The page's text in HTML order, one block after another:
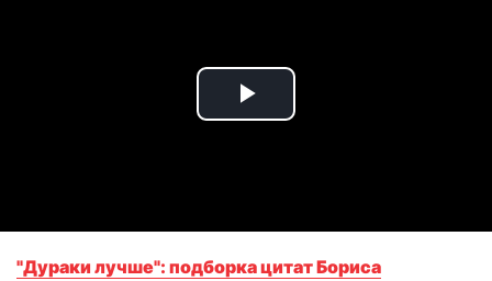
Play
"Дураки лучше": подборка цитат Бориса